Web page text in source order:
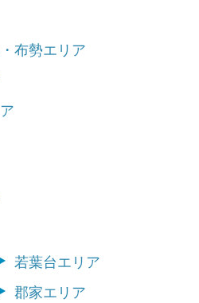
布勢エリア
若葉台エリア
郡家エリア